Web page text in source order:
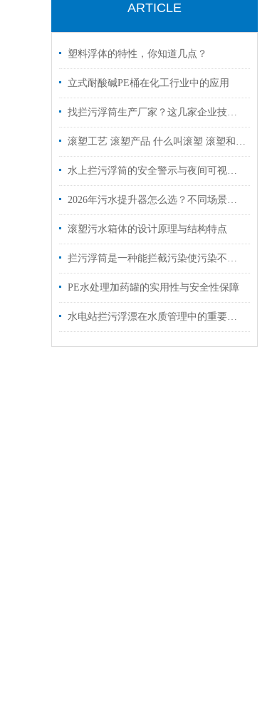
ARTICLE
塑料浮体的特性，你知道几点？
立式耐酸碱PE桶在化工行业中的应用
找拦污浮筒生产厂家？这几家企业技术强、质量好，值得信赖
滚塑工艺 滚塑产品 什么叫滚塑 滚塑和吹塑的差别
水上拦污浮筒的安全警示与夜间可视性设计方案
2026年污水提升器怎么选？不同场景选购参数与避坑指南
滚塑污水箱体的设计原理与结构特点
拦污浮筒是一种能拦截污染使污染不会大范围扩散的材料
PE水处理加药罐的实用性与安全性保障
水电站拦污浮漂在水质管理中的重要作用